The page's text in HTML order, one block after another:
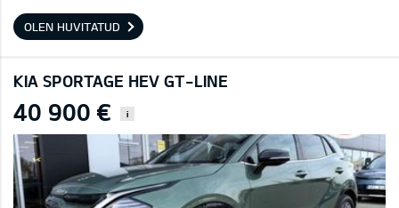
OLEN HUVITATUD
KIA SPORTAGE HEV GT-LINE
40 900 € i